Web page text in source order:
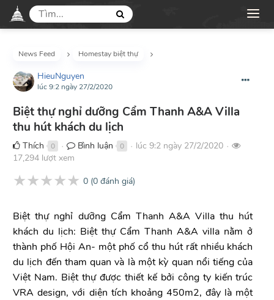
News Feed Homestay biệt thự
HieuNguyen
lúc 9:2 ngày 27/2/2020
Biệt thự nghỉ dưỡng Cẩm Thanh A&A Villa
thu hút khách du lịch
Thích 0 ● Bình luận 0 ● lúc 9:2 ngày 27/2/2020 ●
17,294 lượt xem
★★★★★ 0 (0 đánh giá)
Biệt thự nghỉ dưỡng Cẩm Thanh A&A Villa thu hút
khách du lịch: Biệt thự Cẩm Thanh A&A villa nằm ở
thành phố Hội An- một phố cổ thu hút rất nhiều khách
du lịch đến tham quan và là một kỳ quan nổi tiếng của
Việt Nam. Biệt thự được thiết kế bởi công ty kiến trúc
VRA design, với diện tích khoảng 450m2, đây là một